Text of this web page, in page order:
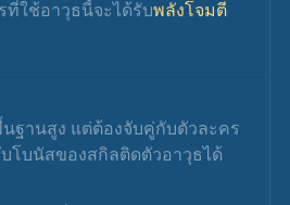
ที่ใช้อาวุธนี้จะได้รับพลังโจมตี
ฐานสูง แต่ต้องจับคู่กับตัวละคร
บโบนัสของสกิลติดตัวอาวุธได้